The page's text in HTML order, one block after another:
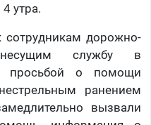
утра.
дорожно-
службу в
просьбой о помощи
ранением
вызвали